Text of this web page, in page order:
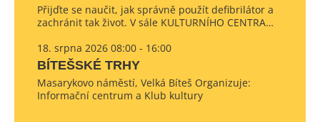
Přijďte se naučit, jak správně použít defibrilátor a
zachránit tak život. V sále KULTURNÍHO CENTRA…
18. srpna 2026 08:00 - 16:00
BÍTEŠSKÉ TRHY
Masarykovo náměstí, Velká Bíteš Organizuje:
Informační centrum a Klub kultury